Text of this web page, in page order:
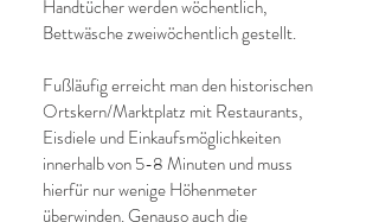
Handtücher werden wöchentlich,
Bettwäsche zweiwöchentlich gestellt.
Fußläufig erreicht man den historischen
Ortskern/Marktplatz mit Restaurants,
Eisdiele und Einkaufsmöglichkeiten
innerhalb von 5-8 Minuten und muss
hierfür nur wenige Höhenmeter
überwinden. Genauso auch die